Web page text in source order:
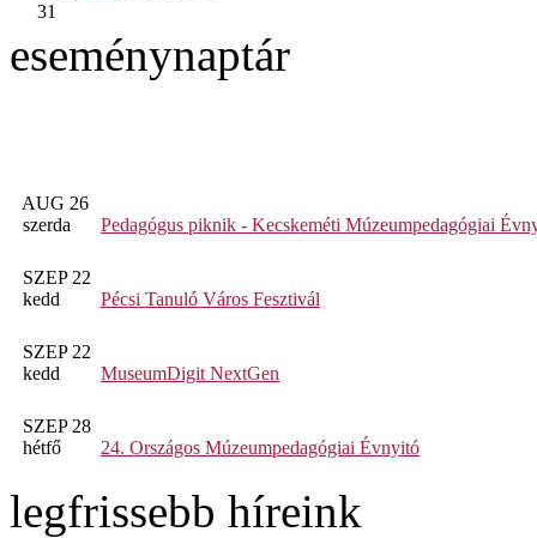
31
eseménynaptár
AUG 26
szerda
Pedagógus piknik - Kecskeméti Múzeumpedagógiai
SZEP 22
kedd
Pécsi Tanuló Város Fesztivál
SZEP 22
kedd
MuseumDigit NextGen
SZEP 28
hétfő
24. Országos Múzeumpedagógiai Évnyitó
legfrissebb híreink